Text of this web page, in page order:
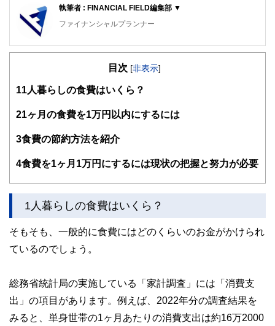
執筆者 : FINANCIAL FIELD編集部 ▼
ファイナンシャルプランナー
FinancialField編集部は、金融、経済に関する記事を、日々
知識がない方でも理解できるようわかりやすく発信していま
得者を中心に「お金や暮らし」に関する書籍・雑誌の編集経
験者で構成され、企画立案から記事掲載まですべての工程に
関わることで、読者目線のコンテンツを追求しています。
護士、税理士、宅地建物取引士、相続診断士、住宅ローンア
かしく感じられる年金や税金、相続、保険、ローンなどの話
をわかりやすく発信している点です。
執筆者・監修者による執筆体制を築くことで、内容のわかり
私たちは、快適でより良い生活のアイデアを提供するお金の
コンシェルジュを目指します。
目次 [非表示]
1 1人暮らしの食費はいくら？
21ヶ月の食費を1万円以内にするには
3食費の節約方法を紹介
4食費を1ヶ月1万円にするには現状の把握と努力が必要
1人暮らしの食費はいくら？
そもそも、一般的に食費にはどのくらいのお金がかけられ
ているのでしょう。
総務省統計局の実施している「家計調査」には「消費支
出」の項目があります。例えば、2022年分の調査結果を
みると、単身世帯の1ヶ月あたりの消費支出は約16万2000